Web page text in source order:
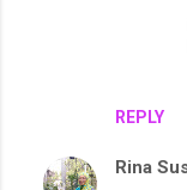
REPLY
Rina